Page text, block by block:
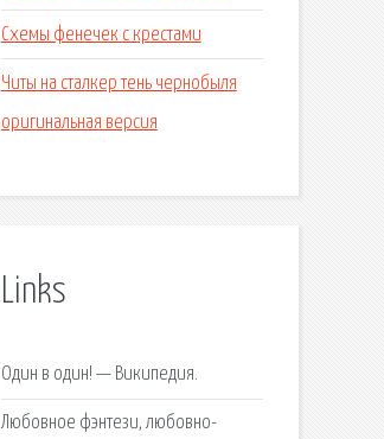
Схемы фенечек с крестами
Читы на сталкер тень чернобыля
оригинальная версия
Links
Один в один! — Википедия.
Любовное фэнтези, любовно-